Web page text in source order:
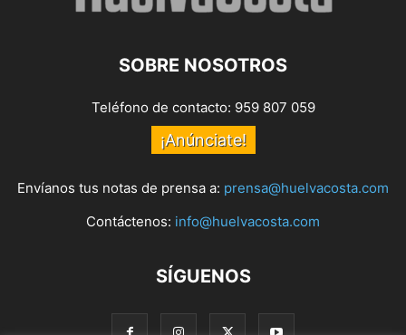
SOBRE NOSOTROS
Teléfono de contacto: 959 807 059
¡Anúnciate!
Envíanos tus notas de prensa a: prensa@huelvacosta.com
Contáctenos: info@huelvacosta.com
SÍGUENOS